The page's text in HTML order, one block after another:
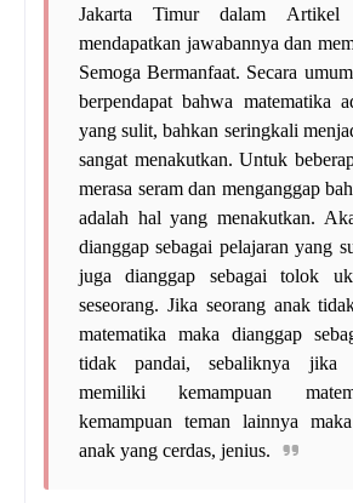
Jakarta Timur dalam Artikel
mendapatkan jawabannya dan
Semoga Bermanfaat. Secara
berpendapat bahwa matematika
yang sulit, bahkan seringkali
sangat menakutkan. Untuk
merasa seram dan menganggap
adalah hal yang menakutkan.
dianggap sebagai pelajaran yang
juga dianggap sebagai tolok
seseorang. Jika seorang anak
matematika maka dianggap
tidak pandai, sebaliknya jika
memiliki kemampuan
kemampuan teman lainnya
anak yang cerdas, jenius.